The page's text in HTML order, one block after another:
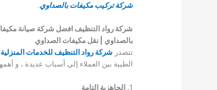
شركة تركيب مكيفات بالصداوي.
شركة رواد التنظيف افضل شركة صيانة
بالصداوي | نقل مكيفات الصداوي
تتصدر شركة رواد التنظيف للخدمات المنزلية
الطيبة بين العملاء إلى أسباب عديدة ، و
1. الجاهزية التامة